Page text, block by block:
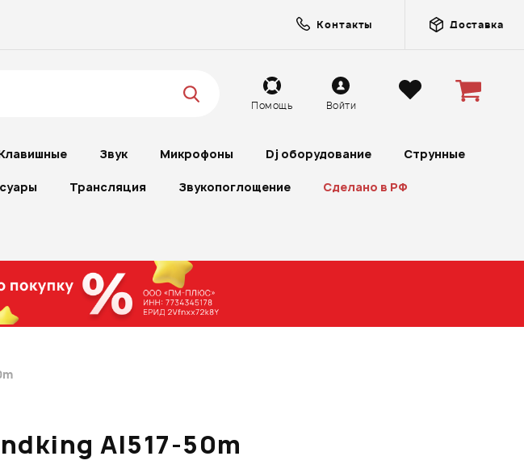
Контакты Доставка
Помощь Войти
Звук Микрофоны Dj оборудование Струнные
Трансляция Звукопоглощение Сделано в РФ
AI517-50m